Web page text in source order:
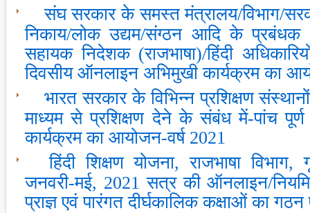
संघ सरकार के समस्‍त मंत्रालय/विभाग/
निकाय/लोक उद्यम/संग्‍ठन आदि के प्रबंधक
सहायक निदेशक (राजभाषा)/हिंदी
दिवसीय ऑनलाइन अभिमुखी कार्यक्रम का
भारत सरकार के विभिन्‍न प्रशिक्षण संस्‍थानों
माध्‍यम से प्रशिक्षण देने के संबंध में-पांच पूर्ण
कार्यक्रम का आयोजन-वर्ष 2021
हिंदी शिक्षण योजना, राजभाषा
जनवरी-मई, 2021 सत्र की ऑनलाइन/
प्राज्ञ एवं पारंगत दीर्घकालिक कक्षाओं का